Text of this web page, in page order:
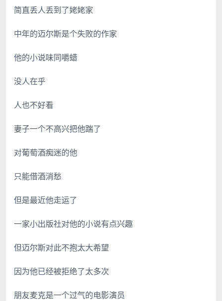
简直丢人丢到了姥姥家
中年的迈尔斯是个失败的作家
他的小说味同嚼蜡
没人在乎
人也不好看
妻子一个不高兴把他踹了
对葡萄酒痴迷的他
只能借酒消愁
但是最近他走运了
一家小出版社对他的小说有点兴趣
但迈尔斯对此不抱太大希望
因为他已经被拒绝了太多次
朋友麦克是一个过气的电影演员